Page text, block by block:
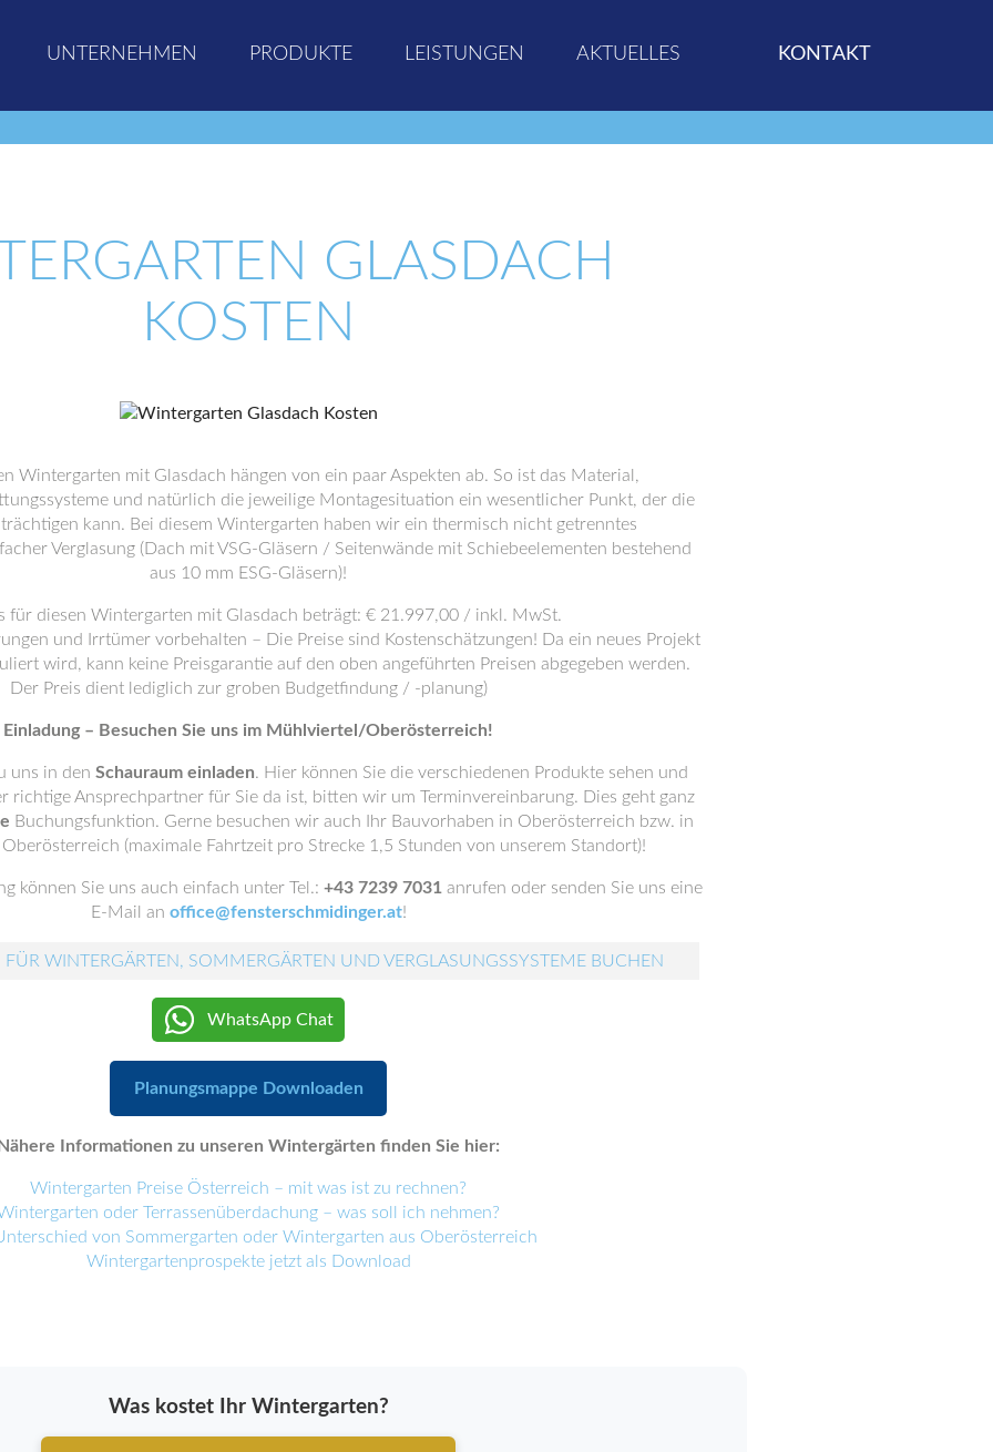
UNTERNEHMEN PRODUKTE LEISTUNGEN AKTUELLES KONTAKT
GLASDACH
KOSTEN
Wintergarten mit Glasdach hängen von ein paar Aspekten ab. So ist das Material,
und natürlich die jeweilige Montagesituation ein wesentlicher Punkt, der die
kann. Bei diesem Wintergarten haben wir ein thermisch nicht getrenntes
Verglasung (Dach mit VSG-Gläsern / Seitenwände mit Schiebeelementen bestehend
aus 10 mm ESG-Gläsern)!
für diesen Wintergarten mit Glasdach beträgt: € 21.997,00 / inkl. MwSt.
und Irrtümer vorbehalten – Die Preise sind Kostenschätzungen! Da ein neues Projekt
wird, kann keine Preisgarantie auf den oben angeführten Preisen abgegeben werden.
Der Preis dient lediglich zur groben Budgetfindung / -planung)
Einladung – Besuchen Sie uns im Mühlviertel/Oberösterreich!
uns in den Schauraum einladen. Hier können Sie die verschiedenen Produkte sehen und
richtige Ansprechpartner für Sie da ist, bitten wir um Terminvereinbarung. Dies geht ganz
Buchungsfunktion. Gerne besuchen wir auch Ihr Bauvorhaben in Oberösterreich bzw. in
(maximale Fahrtzeit pro Strecke 1,5 Stunden von unserem Standort)!
können Sie uns auch einfach unter Tel.: +43 7239 7031 anrufen oder senden Sie uns eine
E-Mail an office@fensterschmidinger.at!
WINTERGÄRTEN, SOMMERGÄRTEN UND VERGLASUNGSSYSTEME BUCHEN
WhatsApp Chat
Planungsmappe Downloaden
Informationen zu unseren Wintergärten finden Sie hier:
Wintergarten Preise Österreich – mit was ist zu rechnen?
oder Terrassenüberdachung – was soll ich nehmen?
von Sommergarten oder Wintergarten aus Oberösterreich
Wintergartenprospekte jetzt als Download
Was kostet Ihr Wintergarten?